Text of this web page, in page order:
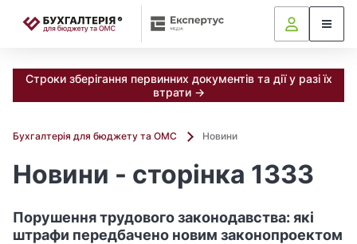
Строки зберігання первинних документів та дії у разі їх
втрати →
Бухгалтерія для бюджету та ОМС Новини
Новини - сторінка 1333
Порушення трудового законодавства: які
штрафи передбачено новим законопроектом